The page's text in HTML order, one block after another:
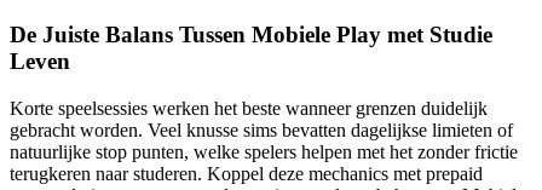
De Juiste Balans Tussen Mobiele Play met Studie
Leven
Korte speelsessies werken het beste wanneer grenzen duidelijk
gebracht worden. Veel knusse sims bevatten dagelijkse limieten of
natuurlijke stop punten, welke spelers helpen met het zonder frictie
terugkeren naar studeren. Koppel deze mechanics met prepaid